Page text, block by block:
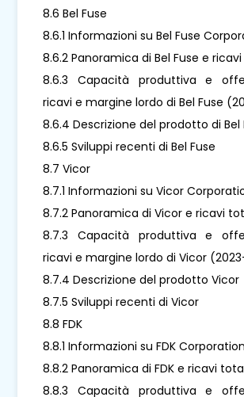
8.6 Bel Fuse
8.6.1 Informazioni su Bel Fuse
8.6.2 Panoramica di Bel Fuse e
8.6.3 Capacità produttiva e
ricavi e margine lordo di Bel Fuse
8.6.4 Descrizione del prodotto di Bel
8.6.5 Sviluppi recenti di Bel Fuse
8.7 Vicor
8.7.1 Informazioni su Vicor
8.7.2 Panoramica di Vicor e ricavi
8.7.3 Capacità produttiva e
ricavi e margine lordo di Vicor
8.7.4 Descrizione del prodotto Vicor
8.7.5 Sviluppi recenti di Vicor
8.8 FDK
8.8.1 Informazioni su FDK Corporation
8.8.2 Panoramica di FDK e ricavi
8.8.3 Capacità produttiva e